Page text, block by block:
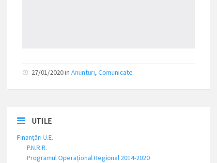
27/01/2020 in Anunturi, Comunicate
UTILE
Finanțări U.E.
P.N.R.R.
Programul Operațional Regional 2014-2020